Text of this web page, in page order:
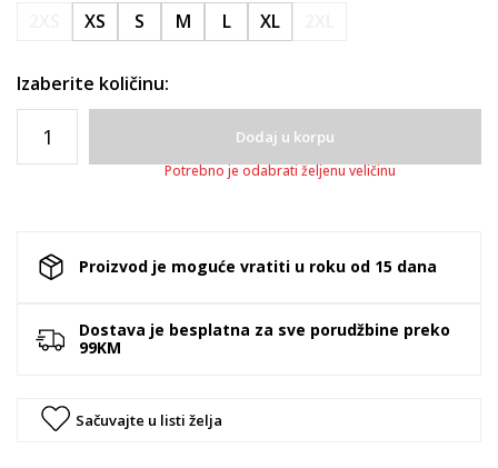
XS S M L XL
Izaberite količinu:
Dodaj u korpu
Potrebno je odabrati željenu veličinu
Proizvod je moguće vratiti u roku od 15 dana
Dostava je besplatna za sve porudžbine preko
99KM
Sačuvajte u listi želja